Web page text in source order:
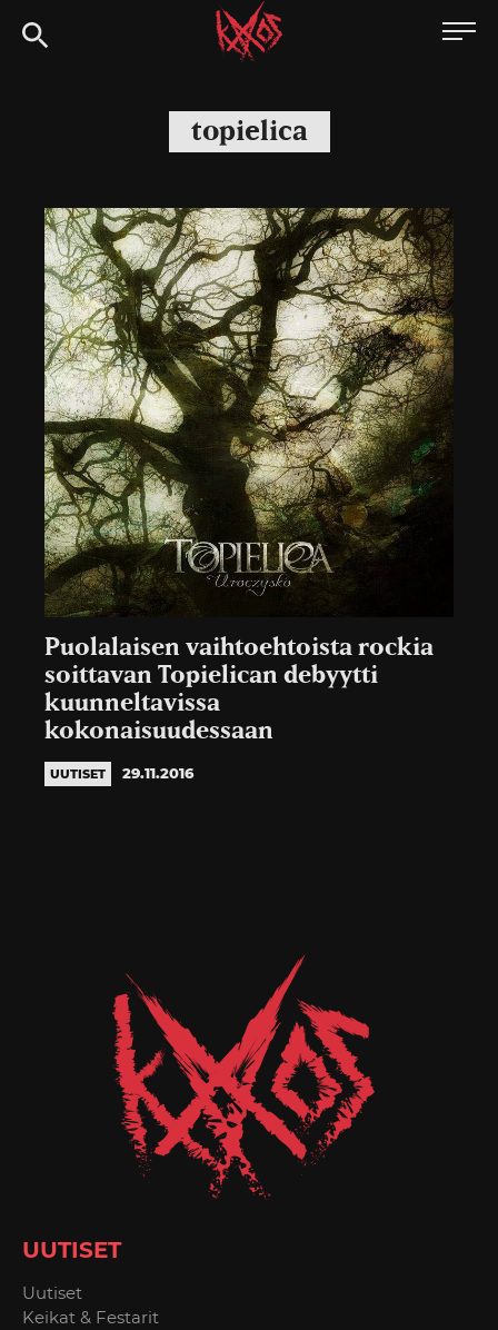
Siirry
suoraan
Kaaoszine
topielica
Puolalaisen vaihtoehtoista rockia
soittavan Topielican debyytti
kuunneltavissa
kokonaisuudessaan
UUTISET 29.11.2016
UUTISET
Uutiset
Keikat & Festarit